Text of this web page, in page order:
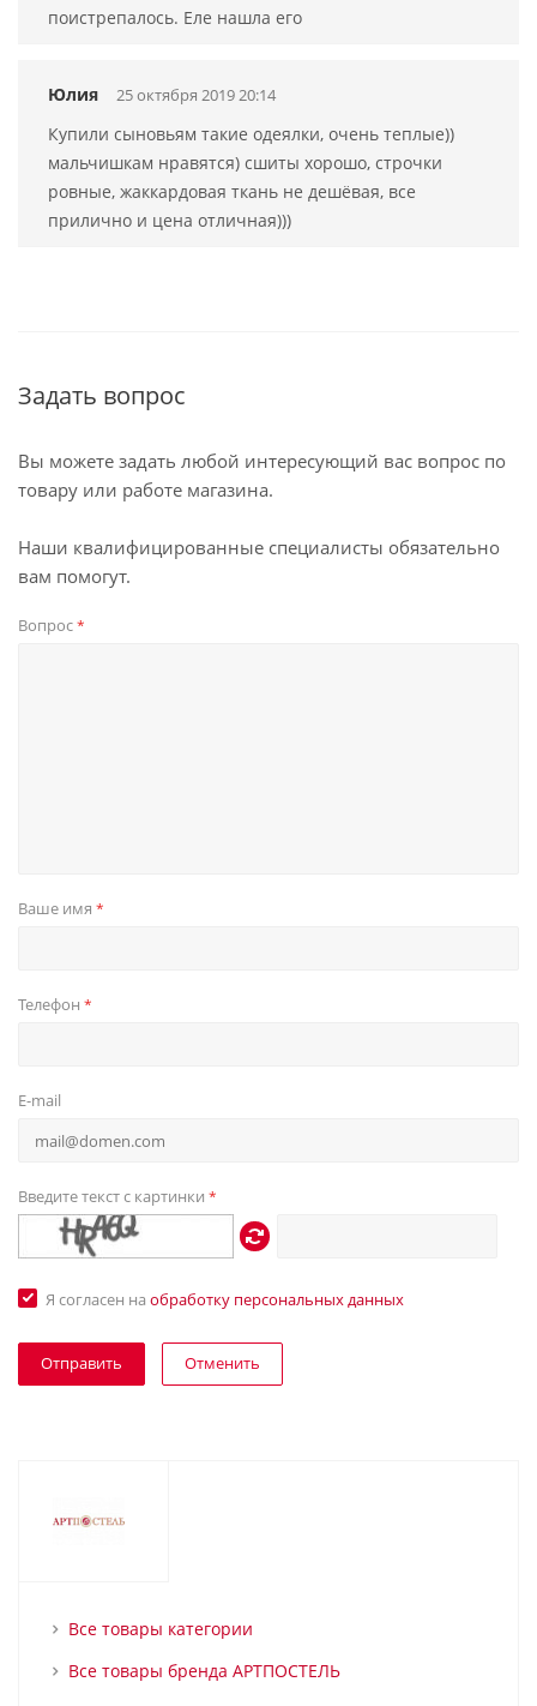
поистрепалось. Еле нашла его
Юлия 25 октября 2019 20:14
Купили сыновьям такие одеялки, очень теплые))
мальчишкам нравятся) сшиты хорошо, строчки
ровные, жаккардовая ткань не дешёвая, все
прилично и цена отличная)))
Задать вопрос
Вы можете задать любой интересующий вас вопрос по
товару или работе магазина.
Наши квалифицированные специалисты обязательно
вам помогут.
Вопрос*
Ваше имя *
Телефон *
E-mail
Введите текст с картинки *
Я согласен на обработку персональных данных
Отменить
Все товары категории
Все товары бренда АРТПОСТЕЛЬ